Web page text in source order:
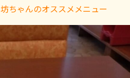
坊ちゃんのオススメメニュー